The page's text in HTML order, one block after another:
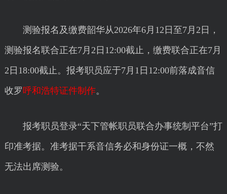
测验报名及缴费韶华从2026年6月12日至7月2日，
测验报名联合正在7月2日12:00截止，缴费联合正在7月
2日18:00截止。报考职员应于7月1日12:00前落成音信
收罗呼和浩特证件制作。
报考职员登录“天下管帐职员联合办事统制平台”打
印准考据。准考据干系音信务必和身份证一概，不然
无法出席测验。